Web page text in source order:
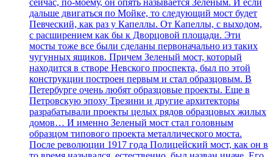
дальше двигаться по Мойке, то следующий мост будет
Певческий, как раз у Капеллы. От Капеллы, с выходом,
с расширением как бы к Дворцовой площади. Эти
мосты тоже все были сделаны первоначально из таких
чугунных ящиков. Причем Зеленый мост, который
находится в створе Невского проспекта, был по этой
конструкции построен первым и стал образцовым. В
Петербурге очень любят образцовые проекты. Еще в
Петровскую эпоху Трезини и другие архитекторы
разрабатывали проекты целых рядов образцовых жилых
домов… И именно Зеленый мост стал головным
образцом типового проекта металлического моста.
После революции 1917 года Полицейский мост, как он в